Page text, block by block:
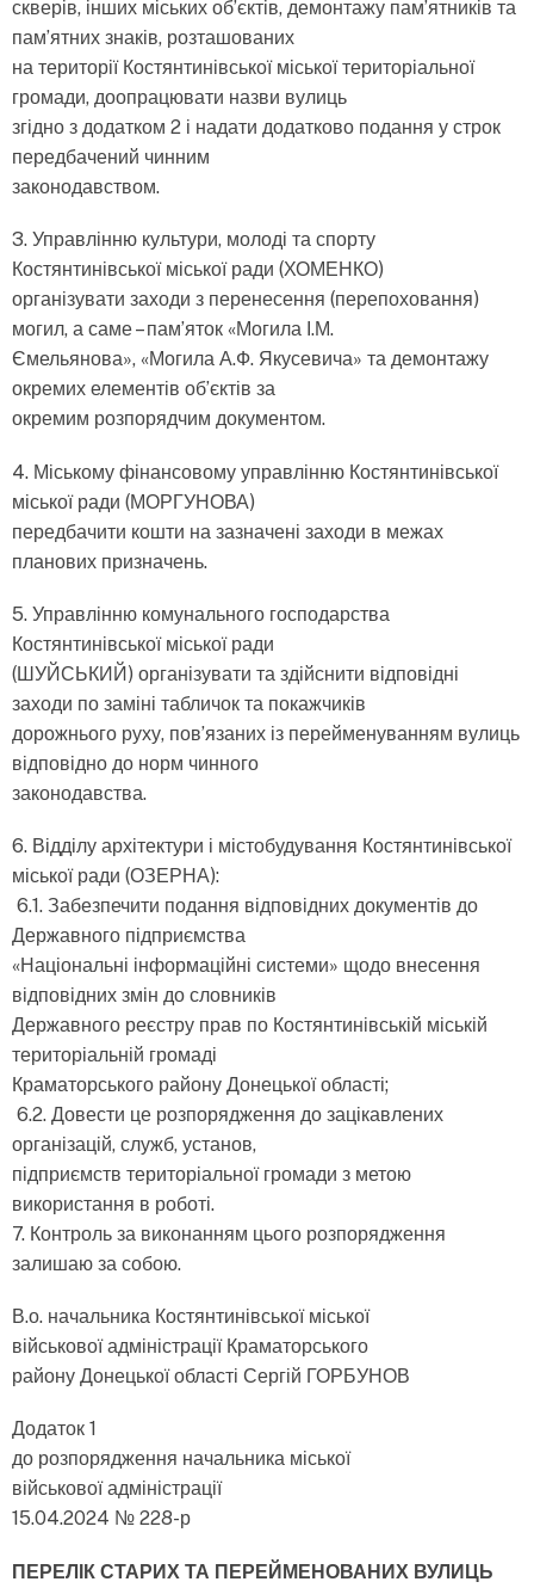
скверів, інших міських об’єктів, демонтажу пам’ятників та
пам’ятних знаків, розташованих
на території Костянтинівської міської територіальної
громади, доопрацювати назви вулиць
згідно з додатком 2 і надати додатково подання у строк
передбачений чинним
законодавством.
3. Управлінню культури, молоді та спорту
Костянтинівської міської ради (ХОМЕНКО)
організувати заходи з перенесення (перепоховання)
могил, а саме – пам’яток «Могила І.М.
Ємельянова», «Могила А.Ф. Якусевича» та демонтажу
окремих елементів об’єктів за
окремим розпорядчим документом.
4. Міському фінансовому управлінню Костянтинівської
міської ради (МОРГУНОВА)
передбачити кошти на зазначені заходи в межах
планових призначень.
5. Управлінню комунального господарства
Костянтинівської міської ради
(ШУЙСЬКИЙ) організувати та здійснити відповідні
заходи по заміні табличок та покажчиків
дорожнього руху, пов’язаних із перейменуванням вулиць
відповідно до норм чинного
законодавства.
6. Відділу архітектури і містобудування Костянтинівської
міської ради (ОЗЕРНА):
6.1. Забезпечити подання відповідних документів до
Державного підприємства
«Національні інформаційні системи» щодо внесення
відповідних змін до словників
Державного реєстру прав по Костянтинівській міській
територіальній громаді
Краматорського району Донецької області;
6.2. Довести це розпорядження до зацікавлених
організацій, служб, установ,
підприємств територіальної громади з метою
використання в роботі.
7. Контроль за виконанням цього розпорядження
залишаю за собою.
В.о. начальника Костянтинівської міської
військової адміністрації Краматорського
району Донецької області Сергій ГОРБУНОВ
Додаток 1
до розпорядження начальника міської
військової адміністрації
15.04.2024 № 228-р
ПЕРЕЛІК СТАРИХ ТА ПЕРЕЙМЕНОВАНИХ ВУЛИЦЬ